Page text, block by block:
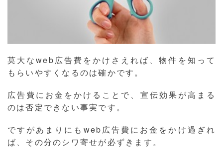
莫大なweb広告費をかけさえれば、物件を知って
もらいやすくなるのは確かです。
広告費にお金をかけることで、宣伝効果が高まる
のは否定できない事実です。
ですがあまりにもweb広告費にお金をかけ過ぎれ
ば、その分のシワ寄せが必ずきます。